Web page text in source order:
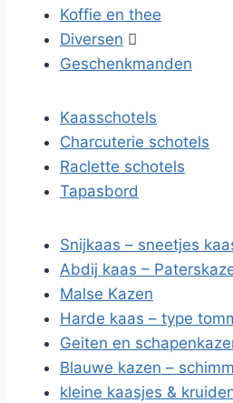
Koffie en thee
Diversen 
Geschenkmanden
Kaasschotels
Charcuterie schotels
Raclette schotels
Tapasbord
Snijkaas – sneetjes
Abdij kaas –
Malse Kazen
Harde kaas – type
Geiten en
Blauwe kazen –
kleine kaasjes &